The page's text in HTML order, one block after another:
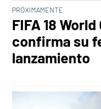
PRÓXIMAMENTE
FIFA 18
confirma su
lanzamiento